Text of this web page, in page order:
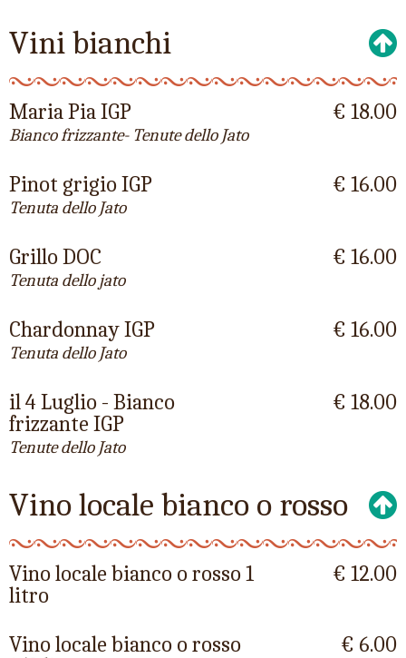
Vini bianchi
Maria Pia IGP
Bianco frizzante- Tenute dello Jato
€ 18.00
Pinot grigio IGP
Tenuta dello Jato
€ 16.00
Grillo DOC
Tenuta dello jato
€ 16.00
Chardonnay IGP
Tenuta dello Jato
€ 16.00
il 4 Luglio - Bianco
frizzante IGP
Tenute dello Jato
€ 18.00
Vino locale bianco o rosso
Vino locale bianco o rosso 1
litro
€ 12.00
Vino locale bianco o rosso
€ 6.00